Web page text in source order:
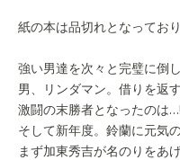
紙の本は品切れとなっており
強い男達を次々と完璧に倒
男、リンダマン。借りを返
激闘の末勝者となったのは
そして新年度。鈴蘭に元気
まず加東秀吉が名のりをあ